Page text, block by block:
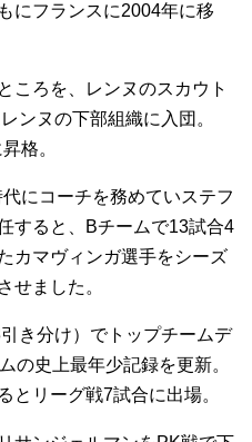
にフランスに2004年に移
ころを、レンヌのスカウト
ンヌの下部組織に入団。
格。
にコーチを務めていステフ
すると、Bチームで13試合4
カマヴィンガ選手をシーズ
せました。
き分け）でトップチームデ
の史上最年少記録を更新。
とリーグ戦7試合に出場。